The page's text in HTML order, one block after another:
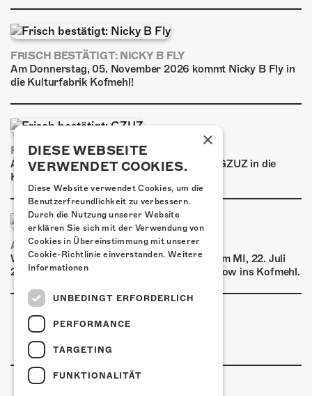
FRISCH BESTÄTIGT: NICKY B FLY
Am Donnerstag, 05. November 2026 kommt Nicky B Fly in
die Kulturfabrik Kofmehl!
FRISCH BESTÄTIGT: GZUZ
Am Donnerstag, 29. Oktober 2026 kommt GZUZ in die
Kulturfabrik Kofmehl!
AIRBOURNE - SPECIAL SUMMER SHOW
Wow, das ist ein Ding! Airbourne kommen am MI, 22. Juli
2026 für eine exklusive Special Summer Show ins Kofmehl.
×
DIESE WEBSEITE
VERWENDET COOKIES.
Diese Website verwendet Cookies, um die
Benutzerfreundlichkeit zu verbessern.
Durch die Nutzung unserer Website
erklären Sie sich mit der Verwendung von
Cookies in Übereinstimmung mit unserer
Cookie-Richtlinie einverstanden. Weitere
Informationen
UNBEDINGT ERFORDERLICH
PERFORMANCE
TARGETING
FUNKTIONALITÄT